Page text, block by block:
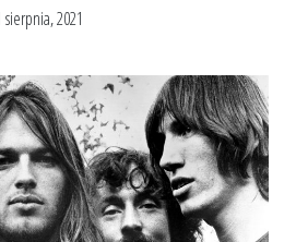
2021